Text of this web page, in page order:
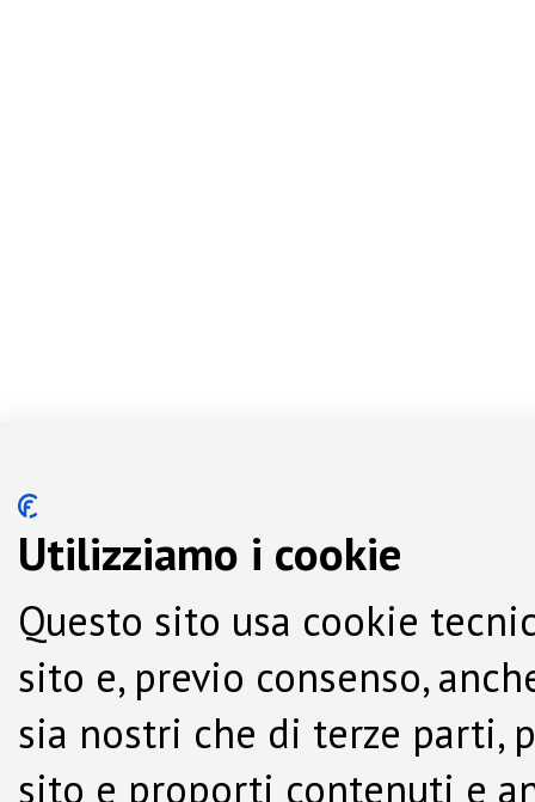
Utilizziamo i cookie
Questo sito usa cookie
sito e, previo consenso,
sia nostri che di terze parti,
sito e proporti contenuti e